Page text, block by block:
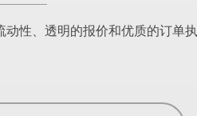
性、透明的报价和优质的订单执